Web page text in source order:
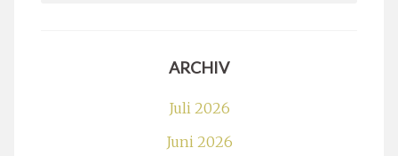
ARCHIV
Juli 2026
Juni 2026